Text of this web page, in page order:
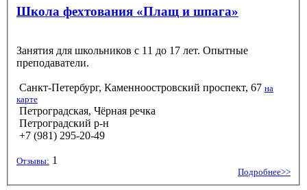
Школа фехтования «Плащ и шпага»
Занятия для школьников с 11 до 17 лет. Опытные
преподаватели.
Санкт-Петербург, Каменноостровский проспект, 67 на
карте
Петроградская, Чёрная речка
Петроградский р-н
+7 (981) 295-20-49
Отзывы: 1
Подробнее>>